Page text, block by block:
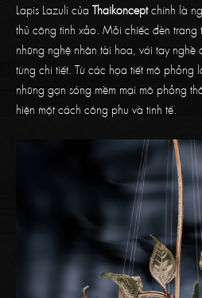
Lapis Lazuli của Thaikonceptchính là
thủ công tinh xảo. Mỗi chiếc đèn
những nghệ nhân tài hoa, với tay nghề
từng chi tiết. Từ các họa tiết mô phỏng
những gợn sóng mềm mại mô phỏng
hiện một cách công phu và tinh tế.